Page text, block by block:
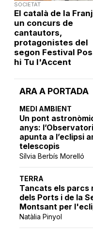
ARA A PORTADA
MEDI AMBIENT
Un pont
anys:
apunta a l’eclipsi
telescopis
Sílvia Berbís Morelló
TERRA
Tancats els parcs
dels Ports i de la
Montsant per
Natàlia Pinyol
SOCIETAT
El català de la
un concurs de
cantautors,
protagonistes del
segon Festival
hi Tu l'Accent